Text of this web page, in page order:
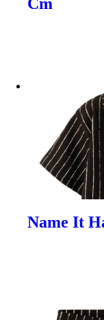
Cm
Name It